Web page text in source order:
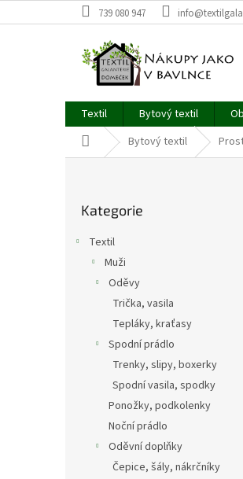
na
739 080 947
Textil Bytový textil
Domů Bytový textil
kategorie
Kategorie
Textil
Muži
Oděvy
Trička, vasila
Tepláky, kraťasy
Spodní prádlo
Trenky, slipy, boxerky
Spodní vasila, spodky
Ponožky, podkolenky
Noční prádlo
Oděvní doplňky
Čepice, šály, nákrčníky